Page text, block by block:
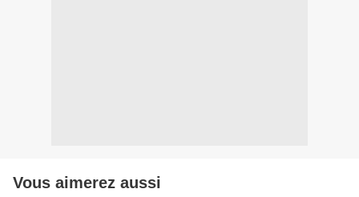
Vous aimerez aussi